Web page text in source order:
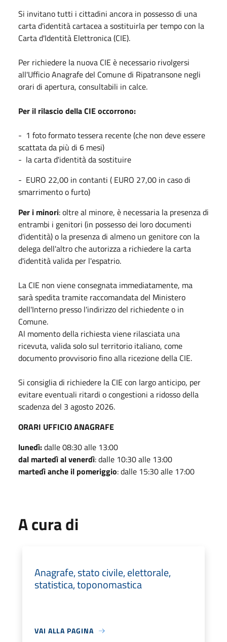
Si invitano tutti i cittadini ancora in possesso di una
carta d'identità cartacea a sostituirla per tempo con la
Carta d'Identità Elettronica (CIE).
Per richiedere la nuova CIE è necessario rivolgersi
all'Ufficio Anagrafe del Comune di Ripatransone negli
orari di apertura, consultabili in calce.
Per il rilascio della CIE occorrono:
- 1 foto formato tessera recente (che non deve essere
scattata da più di 6 mesi)
- la carta d'identità da sostituire
- EURO 22,00 in contanti ( EURO 27,00 in caso di
smarrimento o furto)
Per i minori: oltre al minore, è necessaria la presenza di
entrambi i genitori (in possesso dei loro documenti
d'identità) o la presenza di almeno un genitore con la
delega dell'altro che autorizza a richiedere la carta
d'identità valida per l'espatrio.
La CIE non viene consegnata immediatamente, ma
sarà spedita tramite raccomandata del Ministero
dell'Interno presso l'indirizzo del richiedente o in
Comune.
Al momento della richiesta viene rilasciata una
ricevuta, valida solo sul territorio italiano, come
documento provvisorio fino alla ricezione della CIE.
Si consiglia di richiedere la CIE con largo anticipo, per
evitare eventuali ritardi o congestioni a ridosso della
scadenza del 3 agosto 2026.
ORARI UFFICIO ANAGRAFE
lunedì:dalle 08:30 alle 13:00
dal martedì al venerdì: dalle 10:30 alle 13:00
martedì anche il pomeriggio: dalle 15:30 alle 17:00
A cura di
Anagrafe, stato civile, elettorale,
statistica, toponomastica
VAI ALLA PAGINA